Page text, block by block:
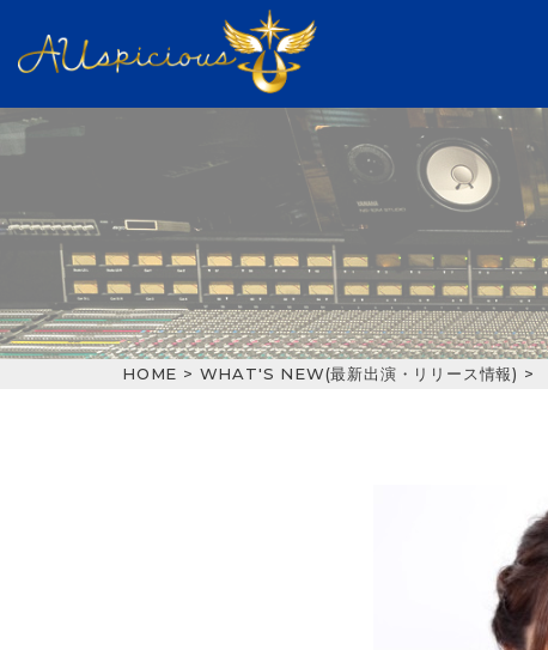
HOME > WHAT'S NEW(最新出演・リリース情報) >